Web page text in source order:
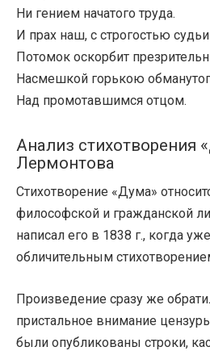
Ни гением начатого труда.
И прах наш, с строгостью
Потомок оскорбит
Насмешкой горькою
Над промотавшимся отцом.
Анализ стихотворения
Лермонтова
Стихотворение «Дума»
философской и гражданской
написал его в 1838 г., когда
обличительным
Произведение сразу же
пристальное внимание
были опубликованы строки,